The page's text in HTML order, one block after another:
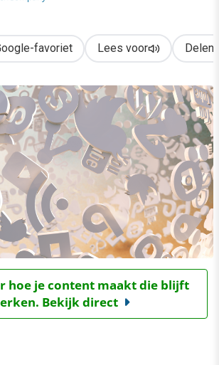
favoriet Lees voor Delen
hoe je content maakt die blijft
Bekijk direct